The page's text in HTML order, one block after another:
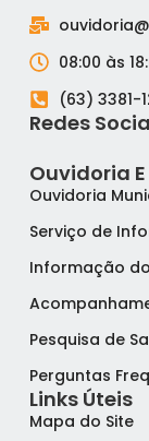
08:00 às
(63) 3381-
Redes
Ouvidoria
Ouvidoria
Serviço de
Informação
Pesquisa de
Perguntas
Links Úteis
Mapa do Site